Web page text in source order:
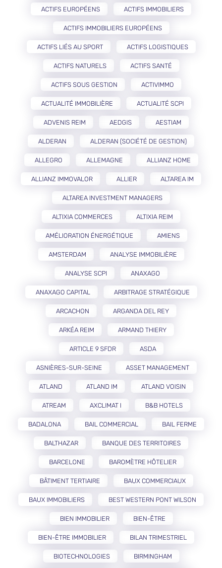
ACTIFS EUROPÉENS ACTIFS IMMOBILIERS
ACTIFS IMMOBILIERS EUROPÉENS
ACTIFS LIÉS AU SPORT ACTIFS LOGISTIQUES
ACTIFS NATURELS ACTIFS SANTÉ
ACTIFS SOUS GESTION ACTIVIMMO
ACTUALITÉ IMMOBILIÈRE ACTUALITÉ SCPI
ADVENIS REIM AEDGIS AESTIAM
ALDERAN ALDERAN (SOCIÉTÉ DE GESTION)
ALLEGRO ALLEMAGNE ALLIANZ HOME
ALLIANZ IMMOVALOR ALLIER ALTAREA IM
ALTAREA INVESTMENT MANAGERS
ALTIXIA COMMERCES ALTIXIA REIM
AMÉLIORATION ÉNERGÉTIQUE AMIENS
AMSTERDAM ANALYSE IMMOBILIÈRE
ANALYSE SCPI ANAXAGO
ANAXAGO CAPITAL ARBITRAGE STRATÉGIQUE
ARCACHON ARGANDA DEL REY
ARKÉA REIM ARMAND THIERY
ARTICLE 9 SFDR ASDA
ASNIÈRES-SUR-SEINE ASSET MANAGEMENT
ATLAND ATLAND IM ATLAND VOISIN
ATREAM AXCLIMAT I B&B HOTELS
BADALONA BAIL COMMERCIAL BAIL FERME
BALTHAZAR BANQUE DES TERRITOIRES
BARCELONE BAROMÈTRE HÔTELIER
BÂTIMENT TERTIAIRE BAUX COMMERCIAUX
BAUX IMMOBILIERS BEST WESTERN PONT WILSON
BIEN IMMOBILIER BIEN-ÊTRE
BIEN-ÊTRE IMMOBILIER BILAN TRIMESTRIEL
BIOTECHNOLOGIES BIRMINGHAM